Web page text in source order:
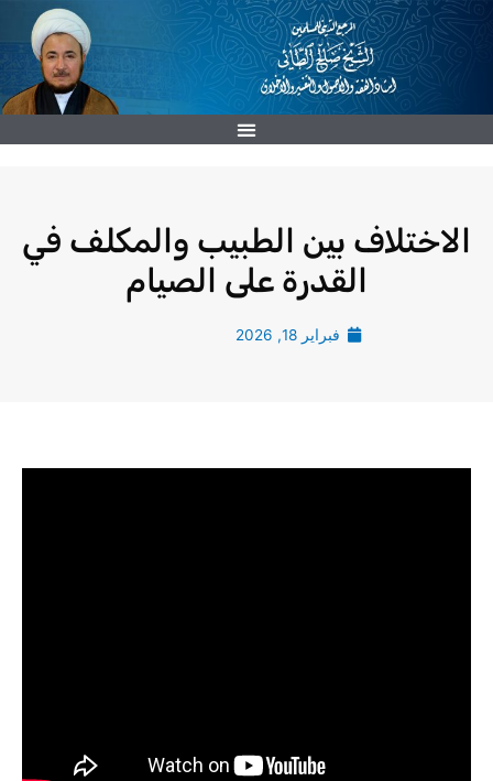
تخطي
الاختلاف بين الطبيب والمكلف في
القدرة على الصيام
فبراير 18, 2026